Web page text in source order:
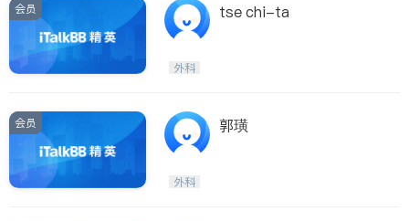
会员 tse chi-ta
外科
会员 郭璜
外科